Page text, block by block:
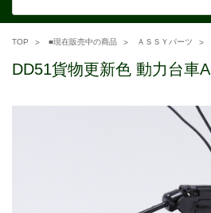
TOP ■現在販売中の商品 ＡＳＳＹパーツ
DD51貨物更新色 動力台車A